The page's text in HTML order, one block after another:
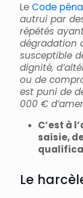
Le Code
autrui par
répétés
dégradation
susceptible
dignité,
ou de
est puni de
000 €
C’est à
saisie,
Le